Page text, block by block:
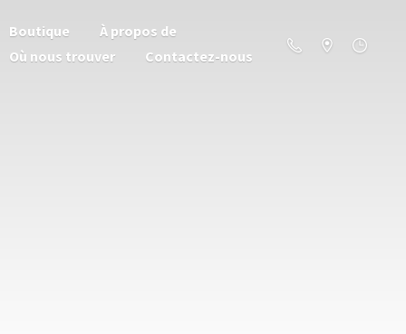
Boutique
À propos de
Où nous trouver
Contactez-nous